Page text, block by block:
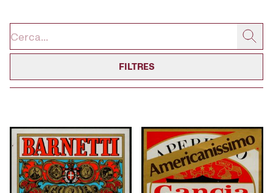
FILTRES